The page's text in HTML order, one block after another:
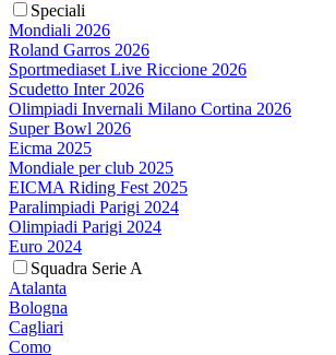
Speciali
Mondiali 2026
Roland Garros 2026
Sportmediaset Live Riccione 2026
Scudetto Inter 2026
Olimpiadi Invernali Milano Cortina 2026
Super Bowl 2026
Eicma 2025
Mondiale per club 2025
EICMA Riding Fest 2025
Paralimpiadi Parigi 2024
Olimpiadi Parigi 2024
Euro 2024
Squadra Serie A
Atalanta
Bologna
Cagliari
Como